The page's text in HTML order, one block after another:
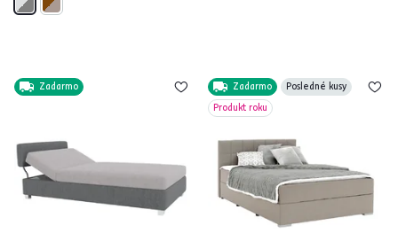
Zadarmo Zadarmo
Posledné kusy
Produkt roku